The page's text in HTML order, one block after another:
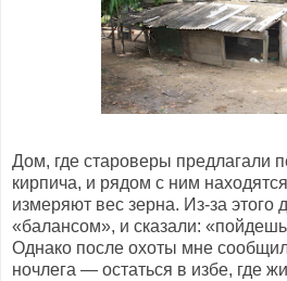
Дом, где староверы предлагали
кирпича, и рядом с ним
измеряют вес зерна. Из-за этого
«балансом», и сказали:
Однако после охоты мне
ночлега — остаться в избе, где